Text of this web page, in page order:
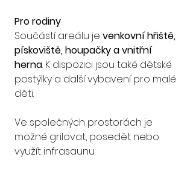
Pro rodiny
Součástí areálu je venkovní hřiště,
pískoviště, houpačky a vnitřní
herna. K dispozici jsou také dětské
postýlky a další vybavení pro malé
děti.
Ve společných prostorách je
možné grilovat, posedět nebo
využít infrasaunu.